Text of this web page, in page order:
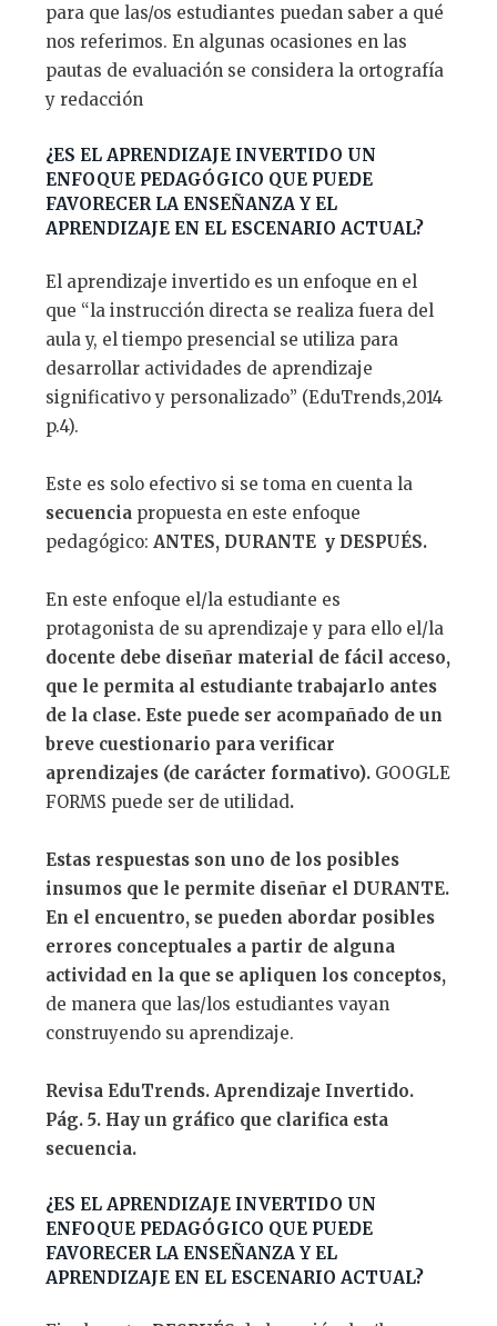
para que las/os estudiantes puedan saber a qué
nos referimos. En algunas ocasiones en las
pautas de evaluación se considera la ortografía
y redacción
¿ES EL APRENDIZAJE INVERTIDO UN
ENFOQUE PEDAGÓGICO QUE PUEDE
FAVORECER LA ENSEÑANZA Y EL
APRENDIZAJE EN EL ESCENARIO ACTUAL?
El aprendizaje invertido es un enfoque en el
que “la instrucción directa se realiza fuera del
aula y, el tiempo presencial se utiliza para
desarrollar actividades de aprendizaje
significativo y personalizado” (EduTrends,2014
p.4).
Este es solo efectivo si se toma en cuenta la
secuenciapropuesta en este enfoque
pedagógico: ANTES, DURANTE y DESPUÉS.
En este enfoque el/la estudiante es
protagonista de su aprendizaje y para ello el/la
docente debe diseñar material de fácil acceso,
que le permita al estudiante trabajarlo antes
de la clase. Este puede ser acompañado de un
breve cuestionario para verificar
aprendizajes (de carácter formativo). GOOGLE
FORMS puede ser de utilidad.
Estas respuestas son uno de los posibles
insumos que le permite diseñar el DURANTE.
En el encuentro, se pueden abordar posibles
errores conceptuales a partir de alguna
actividad en la que se apliquen los conceptos,
de manera que las/los estudiantes vayan
construyendo su aprendizaje.
Revisa EduTrends. Aprendizaje Invertido.
Pág. 5. Hay un gráfico que clarifica esta
secuencia.
¿ES EL APRENDIZAJE INVERTIDO UN
ENFOQUE PEDAGÓGICO QUE PUEDE
FAVORECER LA ENSEÑANZA Y EL
APRENDIZAJE EN EL ESCENARIO ACTUAL?